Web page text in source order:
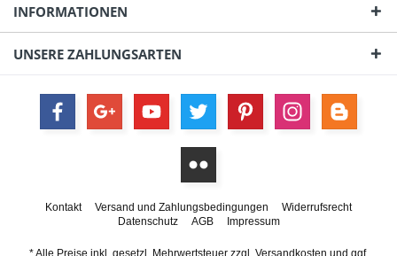
INFORMATIONEN
UNSERE ZAHLUNGSARTEN
Kontakt Versand und Zahlungsbedingungen
Widerrufsrecht
Datenschutz
AGB Impressum
* Alle Preise inkl. gesetzl. Mehrwertsteuer zzgl. Versandkosten und ggf.